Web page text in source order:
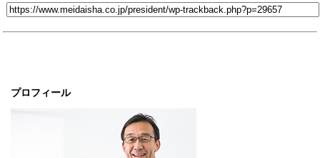
プロフィール